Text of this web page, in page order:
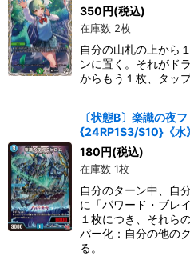
350円(税込)
在庫数 2枚
自分の山札の上から
ンに置く。それがド
からもう１枚、タッ
〔状態B〕楽識の夜フ
{24RP1S3/S10}《水
180円(税込)
在庫数 1枚
自分のターン中、自
に「パワード・ブレ
１枚につき、それら
パー化：自分の他の
る。